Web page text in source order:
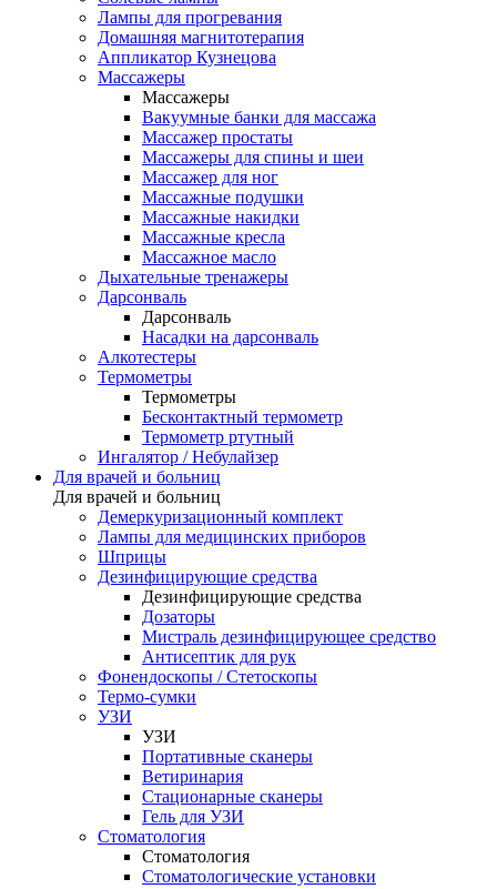
Лампы для прогревания
Домашняя магнитотерапия
Аппликатор Кузнецова
Массажеры
Массажеры
Вакуумные банки для массажа
Массажер простаты
Массажеры для спины и шеи
Массажер для ног
Массажные подушки
Массажные накидки
Массажные кресла
Массажное масло
Дыхательные тренажеры
Дарсонваль
Дарсонваль
Насадки на дарсонваль
Алкотестеры
Термометры
Термометры
Бесконтактный термометр
Термометр ртутный
Ингалятор / Небулайзер
Для врачей и больниц
Для врачей и больниц
Демеркуризационный комплект
Лампы для медицинских приборов
Шприцы
Дезинфицирующие средства
Дезинфицирующие средства
Дозаторы
Мистраль дезинфицирующее средство
Антисептик для рук
Фонендоскопы / Стетоскопы
Термо-сумки
УЗИ
УЗИ
Портативные сканеры
Ветиринария
Стационарные сканеры
Гель для УЗИ
Стоматология
Стоматология
Стоматологические установки